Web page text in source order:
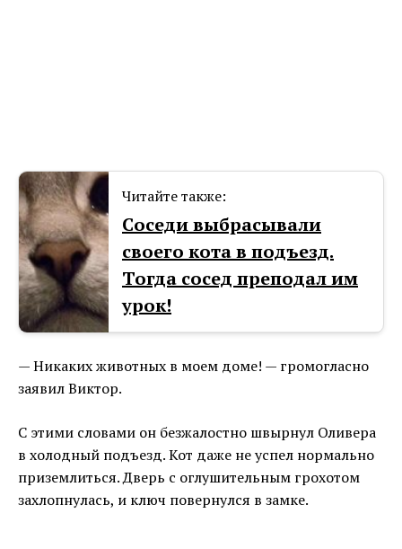
Читайте также:
Соседи выбрасывали
своего кота в подъезд.
Тогда сосед преподал им
урок!
— Никаких животных в моем доме! — громогласно
заявил Виктор.
С этими словами он безжалостно швырнул Оливера
в холодный подъезд. Кот даже не успел нормально
приземлиться. Дверь с оглушительным грохотом
захлопнулась, и ключ повернулся в замке.